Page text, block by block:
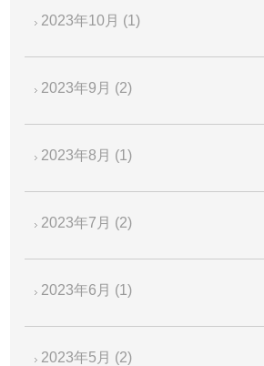
2023年10月 (1)
2023年9月 (2)
2023年8月 (1)
2023年7月 (2)
2023年6月 (1)
2023年5月 (2)